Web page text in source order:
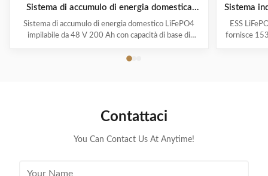
Sistema di accumulo di energia domestica
modulare da 10,24 kWh espandibile fino a 40
kWh
Sistema di accumulo di energia domestico LiFePO4
impilabile da 48 V 200 Ah con capacità di base di
impilamento modulare. BMS intelligente con
Sistema
ESS
fornisce
Contattaci
You Can Contact Us At Anytime!